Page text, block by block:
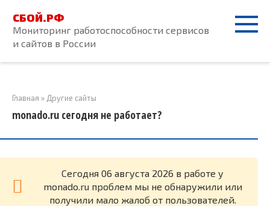
контенту
СБОЙ.РФ
Мониторинг работоспособности сервисов
и сайтов в России
Главная » Другие сайты
monado.ru сегодня не работает?
Cегодня 06 августа 2026 в работе у
monado.ru проблем мы не обнаружили или
получили мало жалоб от пользователей.